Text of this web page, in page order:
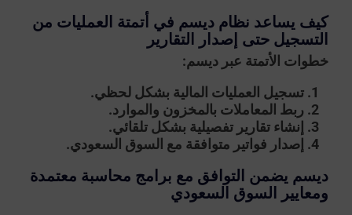
كيف يساعد نظام ديسم في أتمتة العمليات من
التسجيل حتى إصدار التقارير
خطوات الأتمتة عبر ديسم:
تسجيل العمليات المالية بشكل لحظي.
ربط المعاملات بالمخزون والموارد.
إنشاء تقارير تفصيلية بشكل تلقائي.
إصدار فواتير متوافقة مع السوق السعودي.
ديسم يضمن التوافق مع برامج محاسبة معتمدة
ومعايير السوق السعودي